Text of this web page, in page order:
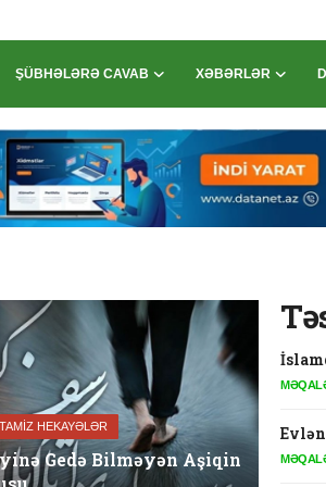
ŞÜBHƏLƏRƏ CAVAB XƏBƏRLƏR
HEKAYƏLƏR
Gedə Bilməyən Aşiqin